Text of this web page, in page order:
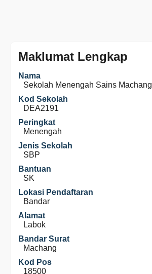
Maklumat Lengkap
Nama
Sekolah Menengah Sains Machang
Kod Sekolah
DEA2191
Peringkat
Menengah
Jenis Sekolah
SBP
Bantuan
SK
Lokasi Pendaftaran
Bandar
Alamat
Labok
Bandar Surat
Machang
Kod Pos
18500